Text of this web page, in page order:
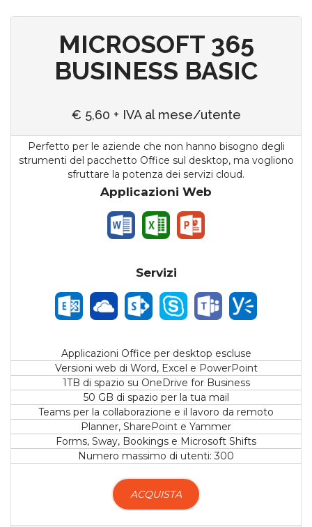
MICROSOFT 365
BUSINESS BASIC
€ 5,60 + IVA al mese/utente
Perfetto per le aziende che non hanno bisogno degli
strumenti del pacchetto Office sul desktop, ma vogliono
sfruttare la potenza dei servizi cloud.
Applicazioni Web
Servizi
Applicazioni Office per desktop escluse
Versioni web di Word, Excel e PowerPoint
1TB di spazio su OneDrive for Business
50 GB di spazio per la tua mail
Teams per la collaborazione e il lavoro da remoto
Planner, SharePoint e Yammer
Forms, Sway, Bookings e Microsoft Shifts
Numero massimo di utenti: 300
ACQUISTA